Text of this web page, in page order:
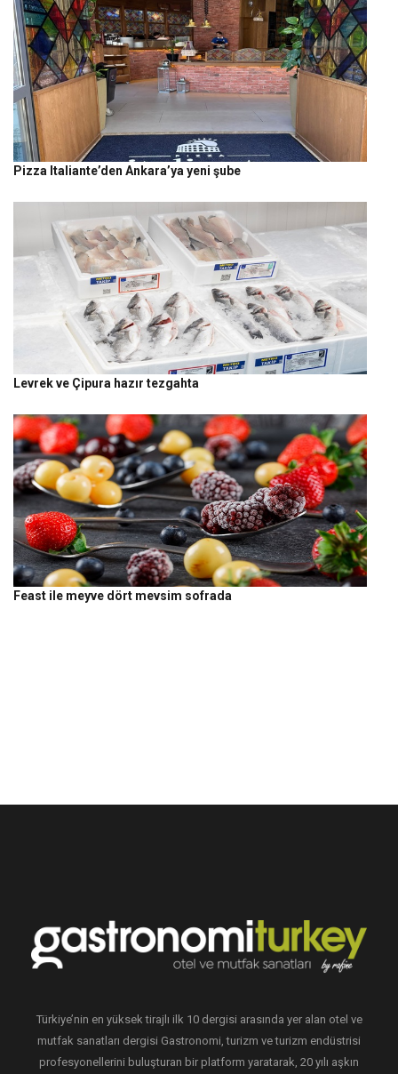
Pizza Italiante’den Ankara’ya yeni şube
Levrek ve Çipura hazır tezgahta
Feast ile meyve dört mevsim sofrada
Türkiye’nin en yüksek tirajlı ilk 10 dergisi arasında yer alan otel ve
mutfak sanatları dergisi Gastronomi, turizm ve turizm endüstrisi
profesyonellerini buluşturan bir platform yaratarak, 20 yılı aşkın